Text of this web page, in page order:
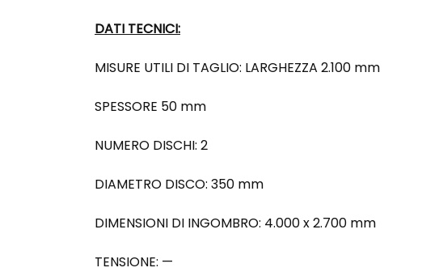
DATI TECNICI:
MISURE UTILI DI TAGLIO: LARGHEZZA 2.100 mm
SPESSORE 50 mm
NUMERO DISCHI: 2
DIAMETRO DISCO: 350 mm
DIMENSIONI DI INGOMBRO: 4.000 x 2.700 mm
TENSIONE: —